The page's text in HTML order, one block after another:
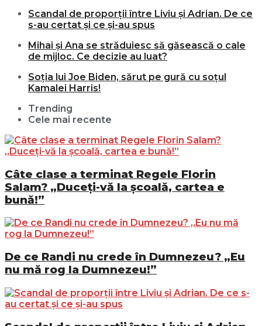
Scandal de proporții între Liviu și Adrian. De ce
s-au certat și ce și-au spus
Mihai și Ana se străduiesc să găsească o cale
de mijloc. Ce decizie au luat?
Soția lui Joe Biden, sărut pe gură cu soțul
Kamalei Harris!
Trending
Cele mai recente
Câte clase a terminat Regele Florin
Salam? „Duceți-vă la școală, cartea e
bună!”
De ce Randi nu crede în Dumnezeu? „Eu
nu mă rog la Dumnezeu!”